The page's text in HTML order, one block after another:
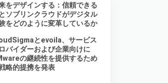
をデザインする：信頼できる
ソブリンクラウドがデジタル
をどのように変革しているか
とevoila、サービス
バイダーおよび企業向けに
の継続性を提供するため
略的提携を発表